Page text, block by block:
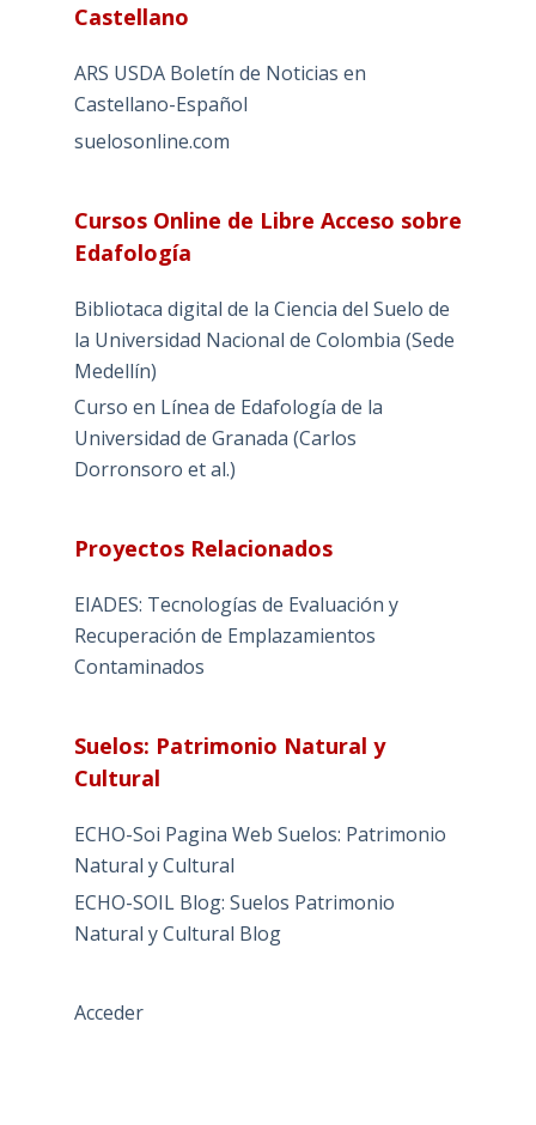
Castellano
ARS USDA Boletín de Noticias en
Castellano-Español
suelosonline.com
Cursos Online de Libre Acceso sobre
Edafología
Bibliotaca digital de la Ciencia del Suelo de
la Universidad Nacional de Colombia (Sede
Medellín)
Curso en Línea de Edafología de la
Universidad de Granada (Carlos
Dorronsoro et al.)
Proyectos Relacionados
EIADES: Tecnologías de Evaluación y
Recuperación de Emplazamientos
Contaminados
Suelos: Patrimonio Natural y
Cultural
ECHO-Soi Pagina Web Suelos: Patrimonio
Natural y Cultural
ECHO-SOIL Blog: Suelos Patrimonio
Natural y Cultural Blog
Acceder